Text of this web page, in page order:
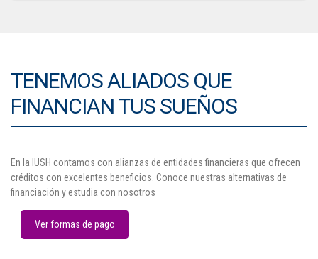
TENEMOS ALIADOS QUE
FINANCIAN TUS SUEÑOS
En la IUSH contamos con alianzas de entidades financieras que ofrecen
créditos con excelentes beneficios. Conoce nuestras alternativas de
financiación y estudia con nosotros
Ver formas de pago